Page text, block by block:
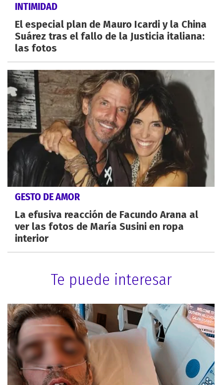
INTIMIDAD
El especial plan de Mauro Icardi y la China
Suárez tras el fallo de la Justicia italiana:
las fotos
GESTO DE AMOR
La efusiva reacción de Facundo Arana al
ver las fotos de María Susini en ropa
interior
Te puede interesar